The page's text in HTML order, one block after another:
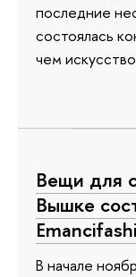
последние
состоялась
чем
Вещи для
Вышке
В начале